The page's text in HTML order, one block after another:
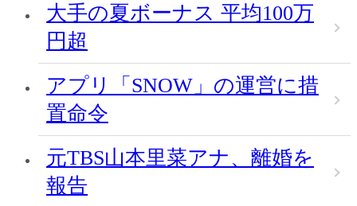
大手の夏ボーナス 平均100万
円超
アプリ「SNOW」の運営に措
置命令
元TBS山本里菜アナ、離婚を
報告